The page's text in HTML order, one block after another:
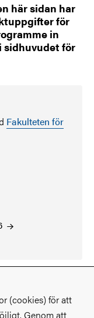
här sidan har
för
in
sidhuvudet för
Fakulteten för
(cookies) för att
Genom att